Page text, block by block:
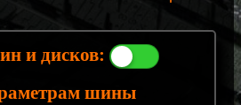
и дисков:
шины